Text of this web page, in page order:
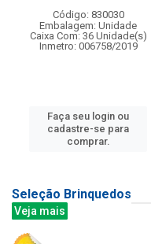
Código: 830030
Embalagem: Unidade
Caixa Com: 36 Unidade(s)
Inmetro: 006758/2019
Faça seu login ou
cadastre-se para
comprar.
Seleção Brinquedos
Veja mais